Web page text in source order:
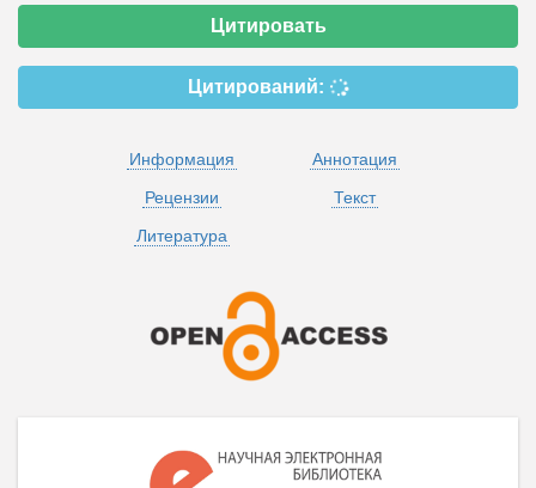
Цитировать
Цитирований:
Информация
Аннотация
Рецензии
Текст
Литература